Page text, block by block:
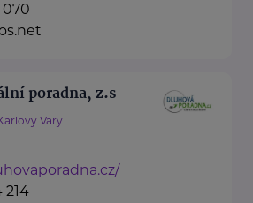
070
poradna, z.s
Vary
214